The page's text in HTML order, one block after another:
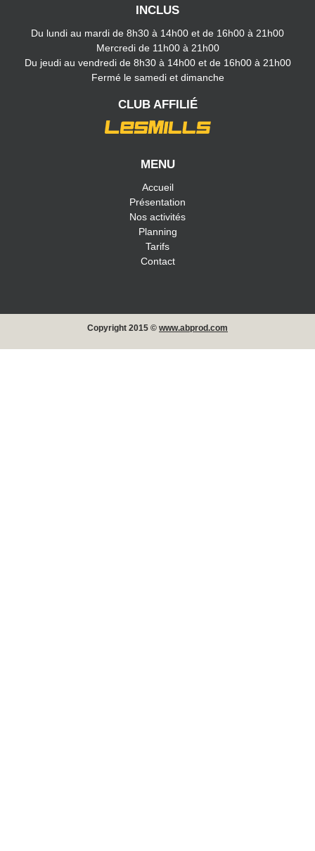
INCLUS
Du lundi au mardi de 8h30 à 14h00 et de 16h00 à 21h00
Mercredi de 11h00 à 21h00
Du jeudi au vendredi de 8h30 à 14h00 et de 16h00 à 21h00
Fermé le samedi et dimanche
CLUB AFFILIÉ
MENU
Accueil
Présentation
Nos activités
Planning
Tarifs
Contact
Copyright 2015 © www.abprod.com